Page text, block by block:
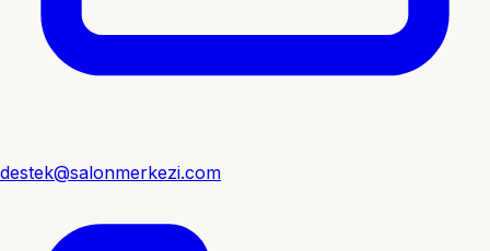
destek@salonmerkezi.com